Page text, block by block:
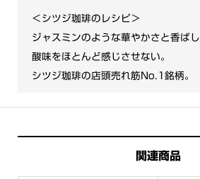
＜シツジ珈琲のレシピ＞
ジャスミンのような華やかさと香ばし
酸味をほとんど感じさせない。
シツジ珈琲の店頭売れ筋No.1銘柄。
関連商品